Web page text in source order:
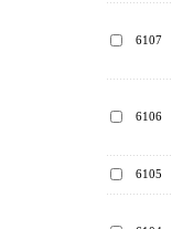
6107
6106
6105